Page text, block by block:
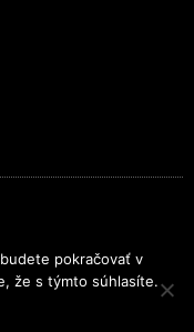
pokračovať v
že s týmto súhlasíte.